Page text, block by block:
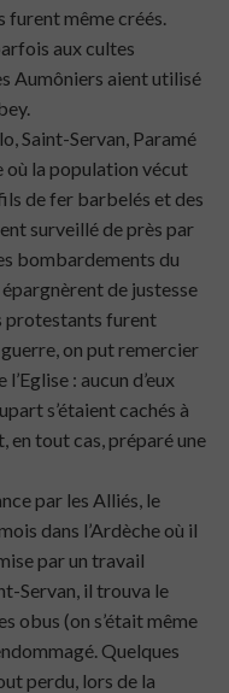
furent même créés.
aux cultes
Aumôniers aient utilisé
Saint-Servan, Paramé
la population vécut
de fer barbelés et des
surveillé de près par
bombardements du
de justesse
protestants furent
on put remercier
: aucun d’eux
s’étaient cachés à
en tout cas, préparé une
par les Alliés, le
dans l’Ardèche où il
par un travail
Servan, il trouva le
obus (on s’était même
Quelques
perdu, lors de la